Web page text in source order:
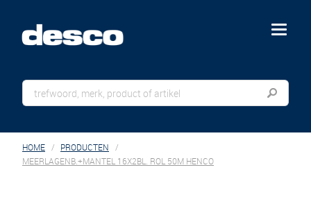
menu
HOME
PRODUCTEN
MEERLAGENB.+MANTEL 16X2BL. ROL 50M HENCO